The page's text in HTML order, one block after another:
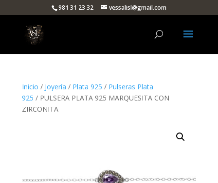
981 31 23 32 vessalisl@gmail.com
Inicio / Joyería / Plata 925 / Pulseras Plata
925 / PULSERA PLATA 925 MARQUESITA CON
ZIRCONITA